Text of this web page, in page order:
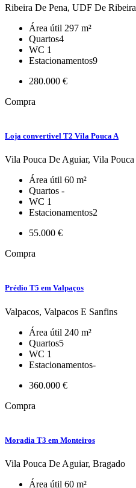
Ribeira De Pena, UDF De
Área útil 297 m²
Quartos4
WC 1
Estacionamentos9
280.000 €
Compra
Loja convertivel T2 Vila Pouca A
Vila Pouca De Aguiar, Vila
Área útil 60 m²
Quartos -
WC 1
Estacionamentos2
55.000 €
Compra
Prédio T5 em Valpaços
Valpacos, Valpacos E Sanfins
Área útil 240 m²
Quartos5
WC 1
Estacionamentos-
360.000 €
Compra
Moradia T3 em Monteiros
Vila Pouca De Aguiar, Bragado
Área útil 60 m²